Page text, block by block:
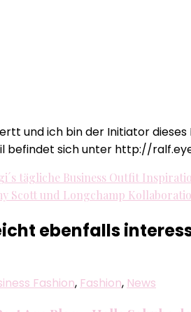
und ich bin der Initiator dieses
befindet sich unter http://
tägliche Business Outfit
Scott und Longchamp
ebenfalls
Fashion, Fashion, News